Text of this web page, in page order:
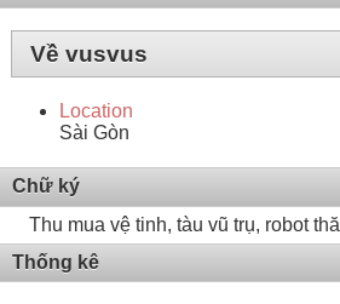
Về vusvus
Location
Sài Gòn
Chữ ký
Thu mua vệ tinh, tàu vũ trụ, robot
Thống kê